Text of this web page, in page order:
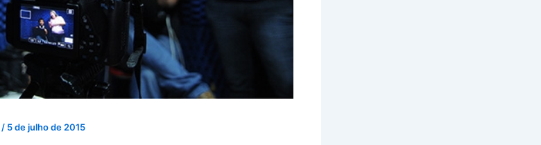
/ 5 de julho de 2015